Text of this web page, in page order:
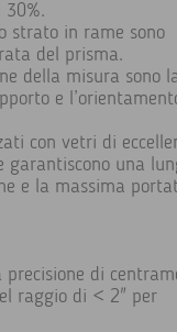
30%.
strato in rame sono
del prisma.
della misura sono
e
con vetri di
una
e la massima
di
raggio di < 2" per